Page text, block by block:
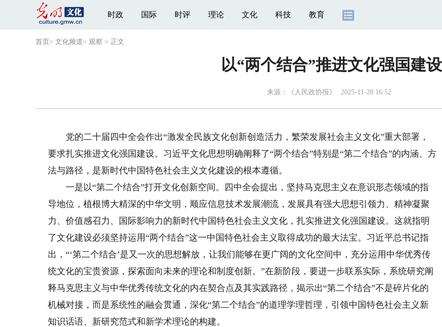
时政 国际 时评 理论 文化 科技 教育
首页 > 文化频道> 观察 > 正文
以“两个结合”推进文化强国建设
来源： 《人民政协报》 2025-11-28 16:52
党的二十届四中全会作出“激发全民族文化创新创造活力，繁荣发展社会主义文化”重大部署，
要求扎实推进文化强国建设。习近平文化思想明确阐释了“两个结合”特别是“第二个结合”的内涵、方
法与路径，是新时代中国特色社会主义文化建设的根本遵循。
一是以“第二个结合”打开文化创新空间。四中全会提出，坚持马克思主义在意识形态领域的指
导地位，植根博大精深的中华文明，顺应信息技术发展潮流，发展具有强大思想引领力、精神凝聚
力、价值感召力、国际影响力的新时代中国特色社会主义文化，扎实推进文化强国建设。这就指明
了文化建设必须坚持运用“两个结合”这一中国特色社会主义取得成功的最大法宝。习近平总书记指
出，“‘第二个结合’是又一次的思想解放，让我们能够在更广阔的文化空间中，充分运用中华优秀传
统文化的宝贵资源，探索面向未来的理论和制度创新。”在新阶段，要进一步联系实际，系统研究阐
释马克思主义与中华优秀传统文化的内在契合点及其实践路径，揭示出“第二个结合”不是碎片化的
机械对接，而是系统性的融会贯通，深化“第二个结合”的道理学理哲理，引领中国特色社会主义新
知识话语、新研究范式和新学术理论的构建。